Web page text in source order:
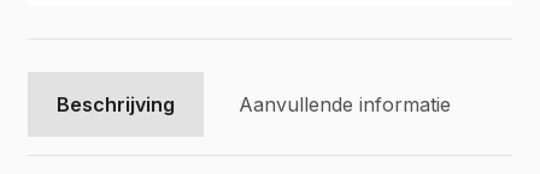
K-
3-
aantal
Beschrijving Aanvullende informatie